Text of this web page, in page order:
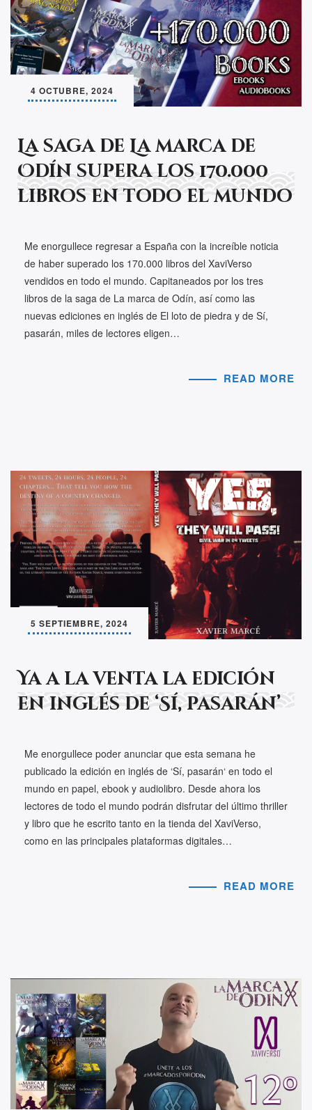
4 OCTUBRE, 2024
La saga de La marca de
Odín supera los 170.000
libros en todo el mundo
Me enorgullece regresar a España con la increíble noticia
de haber superado los 170.000 libros del XaviVerso
vendidos en todo el mundo. Capitaneados por los tres
libros de la saga de La marca de Odín, así como las
nuevas ediciones en inglés de El loto de piedra y de Sí,
pasarán, miles de lectores eligen…
READ MORE
5 SEPTIEMBRE, 2024
Ya a la venta la edición
en inglés de ‘Sí, pasarán’
Me enorgullece poder anunciar que esta semana he
publicado la edición en inglés de ‘Sí, pasarán‘ en todo el
mundo en papel, ebook y audiolibro. Desde ahora los
lectores de todo el mundo podrán disfrutar del último thriller
y libro que he escrito tanto en la tienda del XaviVerso,
como en las principales plataformas digitales…
READ MORE